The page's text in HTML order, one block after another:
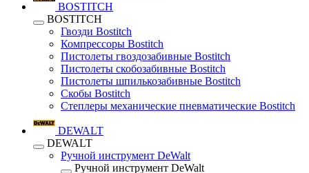
BOSTITCH
BOSTITCH
Гвозди Bostitch
Компрессоры Bostitch
Пистолеты гвоздозабивные Bostitch
Пистолеты скобозабивные Bostitch
Пистолеты шпилькозабивные Bostitch
Скобы Bostitch
Степлеры механические пневматические Bostitch
DEWALT
DEWALT
Ручной инструмент DeWalt
Ручной инструмент DeWalt